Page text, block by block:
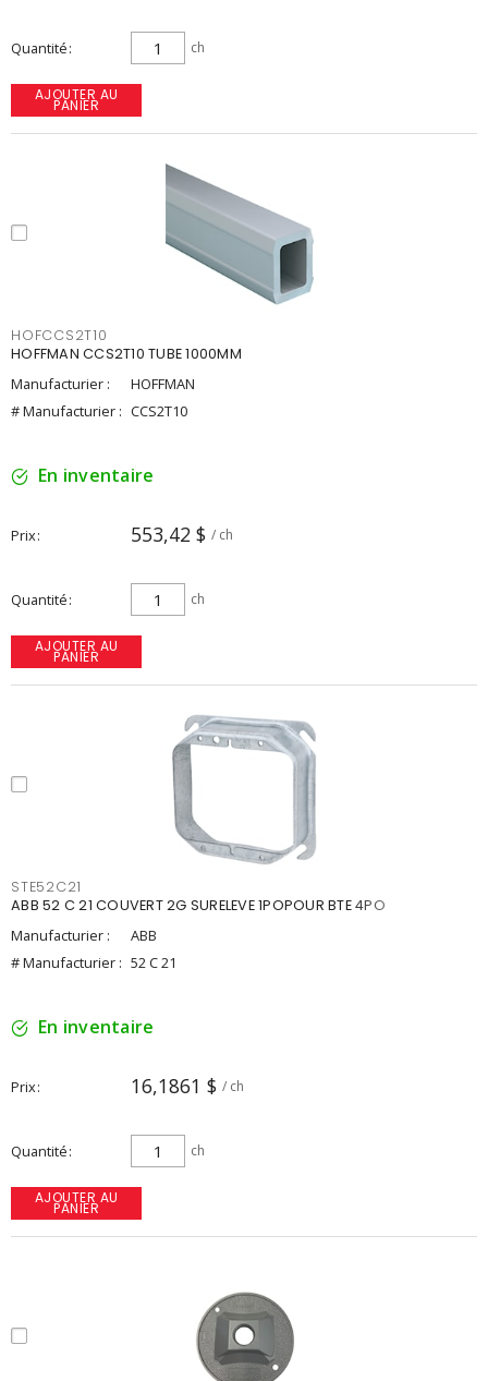
Quantité ch
AJOUTER AU
PANIER
HOFCCS2T10
HOFFMAN CCS2T10 TUBE 1000MM
Manufacturier :
HOFFMAN
# Manufacturier : CCS2T10
En inventaire
Prix 553,42 $ / ch
Quantité ch
AJOUTER AU
PANIER
STE52C21
ABB 52 C 21 COUVERT 2G SURELEVE 1POPOUR BTE 4PO
Manufacturier :
ABB
# Manufacturier : 52 C 21
En inventaire
Prix 16,1861 $ / ch
Quantité ch
AJOUTER AU
PANIER